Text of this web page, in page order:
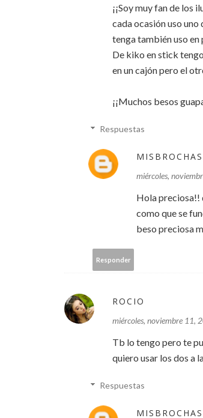
¡¡Soy muy fan de los
cada ocasión uso
tenga también uso en
De kiko en stick
en un cajón pero el
¡¡Muchos besos
Respuestas
miércoles,
Hola preciosa!!
como que se
beso preciosa
Responder
ROCIO
miércoles, noviembre 11,
Tb lo tengo pero te
quiero usar los dos a
Respuestas